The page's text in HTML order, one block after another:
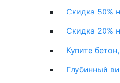
Скидка 50%
Скидка 20%
Купите
Глубинный